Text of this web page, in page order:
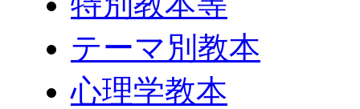
テーマ別教本
心理学教本